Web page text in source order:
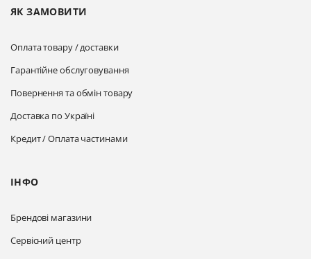
ЯК ЗАМОВИТИ
Оплата товару / доставки
Гарантійне обслуговування
Повернення та обмін товару
Доставка по Україні
Кредит / Оплата частинами
ІНФО
Брендові магазини
Сервісний центр